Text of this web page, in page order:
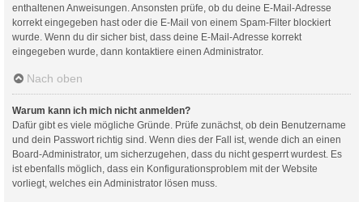
enthaltenen Anweisungen. Ansonsten prüfe, ob du deine E-Mail-Adresse
korrekt eingegeben hast oder die E-Mail von einem Spam-Filter blockiert
wurde. Wenn du dir sicher bist, dass deine E-Mail-Adresse korrekt
eingegeben wurde, dann kontaktiere einen Administrator.
Nach oben
Warum kann ich mich nicht anmelden?
Dafür gibt es viele mögliche Gründe. Prüfe zunächst, ob dein Benutzername
und dein Passwort richtig sind. Wenn dies der Fall ist, wende dich an einen
Board-Administrator, um sicherzugehen, dass du nicht gesperrt wurdest. Es
ist ebenfalls möglich, dass ein Konfigurationsproblem mit der Website
vorliegt, welches ein Administrator lösen muss.